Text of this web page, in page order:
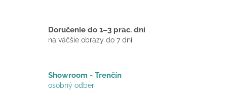
Doručenie do 1–3 prac. dní
na väčšie obrazy do 7 dní
Showroom - Trenčín
osobný odber